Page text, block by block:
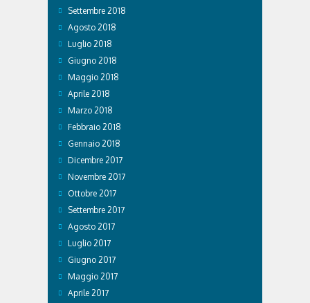
Settembre 2018
Agosto 2018
Luglio 2018
Giugno 2018
Maggio 2018
Aprile 2018
Marzo 2018
Febbraio 2018
Gennaio 2018
Dicembre 2017
Novembre 2017
Ottobre 2017
Settembre 2017
Agosto 2017
Luglio 2017
Giugno 2017
Maggio 2017
Aprile 2017